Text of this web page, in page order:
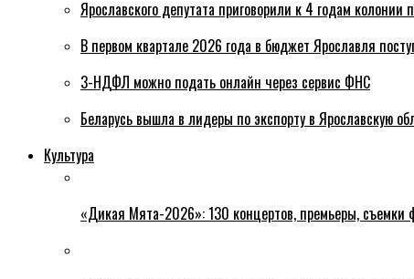
Ярославского депутата приговорили к 4 годам колонии
В первом квартале 2026 года в бюджет Ярославля
3-НДФЛ можно подать онлайн через сервис ФНС
Беларусь вышла в лидеры по экспорту в Ярославскую
Культура
«Дикая Мята-2026»: 130 концертов, премьеры, съемки